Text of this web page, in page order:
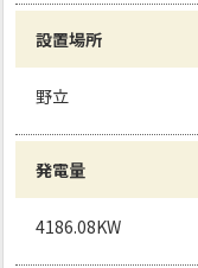
設置場所
野立
発電量
4186.08KW